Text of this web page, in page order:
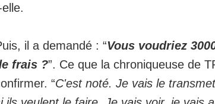
il a demandé : “Vous voudriez
frais ?”. Ce que la chroniqueuse de
“C'est noté. Je vais le